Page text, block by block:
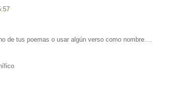
de tus poemas o usar algún verso como nombre....